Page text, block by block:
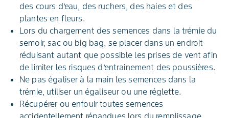
des cours d’eau, des ruchers, des haies et des
plantes en fleurs.
Lors du chargement des semences dans la trémie du
semoir, sac ou big bag, se placer dans un endroit
réduisant autant que possible les prises de vent afin
de limiter les risques d’entrainement des poussières.
Ne pas égaliser à la main les semences dans la
trémie, utiliser un égaliseur ou une réglette.
Récupérer ou enfouir toutes semences
accidentellement répandues lors du remplissage.